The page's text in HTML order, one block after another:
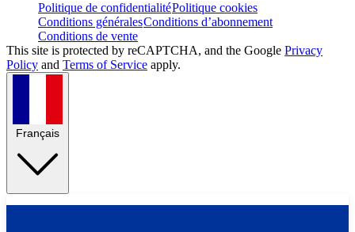
Politique de confidentialitéPolitique cookies
Conditions généralesConditions d’abonnement
Conditions de vente
This site is protected by reCAPTCHA, and the Google Privacy
Policy and Terms of Service apply.
Français